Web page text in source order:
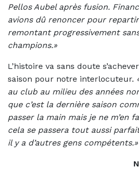
Pellos Aubel après fusion.
avions dû renoncer pour
remontant progressivement
champions.»
L’histoire va sans doute
saison pour notre interlocuteur.
au club au milieu des années
que c’est la dernière saison
passer la main mais je ne m’en
cela se passera tout aussi
il y a d’autres gens compétents.»